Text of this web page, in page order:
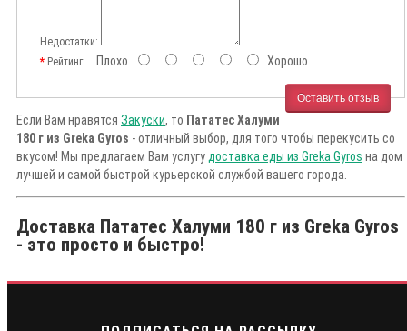
Недостатки:
РейтингПлохо Хорошо
Оставить отзыв
Если Вам нравятся Закуски, то Пататес Халуми
180 г из Greka Gyros - отличный выбор, для того чтобы перекусить со
вкусом! Мы предлагаем Вам услугу доставка еды из Greka Gyros на дом
лучшей и самой быстрой курьерской службой вашего города.
Доставка Пататес Халуми 180 г из Greka Gyros
- это просто и быстро!